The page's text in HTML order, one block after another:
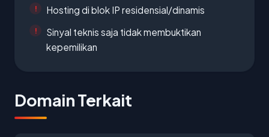
Hosting di blok IP residensial/dinamis
Sinyal teknis saja tidak membuktikan
kepemilikan
Domain Terkait